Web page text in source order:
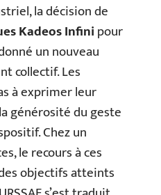
la décision de
Kadeos Infinipour
un nouveau
collectif. Les
à exprimer leur
générosité du geste
Chez un
le recours à ces
objectifs atteints